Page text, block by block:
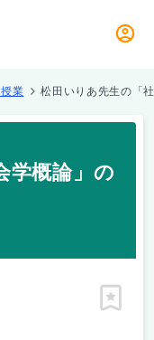
業 松田いりあ先生の「
学概論」の
ピン留